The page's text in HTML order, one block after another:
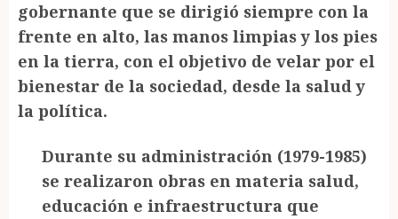
gobernante que se dirigió siempre con la
frente en alto, las manos limpias y los pies
en la tierra, con el objetivo de velar por el
bienestar de la sociedad, desde la salud y
la política.
Durante su administración (1979-1985)
se realizaron obras en materia salud,
educación e infraestructura que